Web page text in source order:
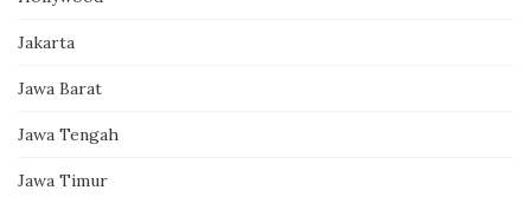
Jakarta
Jawa Barat
Jawa Tengah
Jawa Timur